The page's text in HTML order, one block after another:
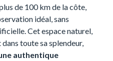
de 100 km de la côte,
idéal, sans
Cet espace naturel,
toute sa splendeur,
authentique